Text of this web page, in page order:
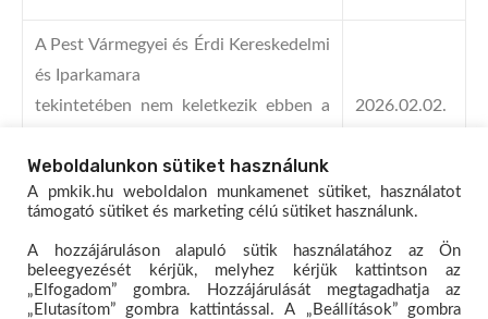
A Pest Vármegyei és Érdi Kereskedelmi
és Iparkamara
tekintetében nem keletkezik ebben a
információ.
2026.02.02.
Weboldalunkon sütiket használunk
A pmkik.hu weboldalon munkamenet sütiket, használatot
támogató sütiket és marketing célú sütiket használunk.
A hozzájáruláson alapuló sütik használatához az Ön
beleegyezését kérjük, melyhez kérjük kattintson az
„Elfogadom” gombra. Hozzájárulását megtagadhatja az
„Elutasítom” gombra kattintással. A „Beállítások” gombra